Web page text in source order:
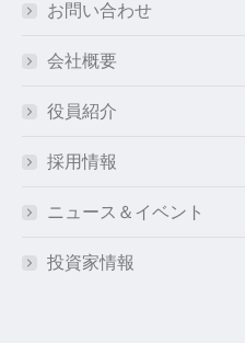
お問い合わせ
会社概要
役員紹介
採用情報
ニュース＆イベント
投資家情報